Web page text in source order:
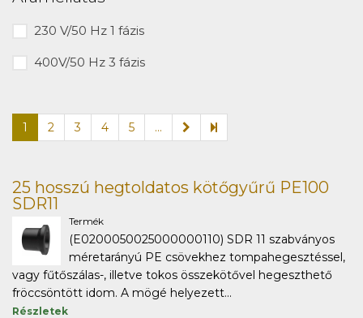
230 V/50 Hz 1 fázis
400V/50 Hz 3 fázis
1 2 3 4 5 ...
25 hosszú hegtoldatos kötőgyűrű PE100
SDR11
Termék
(E0200050025000000110) SDR 11 szabványos
méretarányú PE csövekhez tompahegesztéssel,
vagy fűtőszálas-, illetve tokos összekötővel hegeszthető
fröccsöntött idom. A mögé helyezett...
Részletek